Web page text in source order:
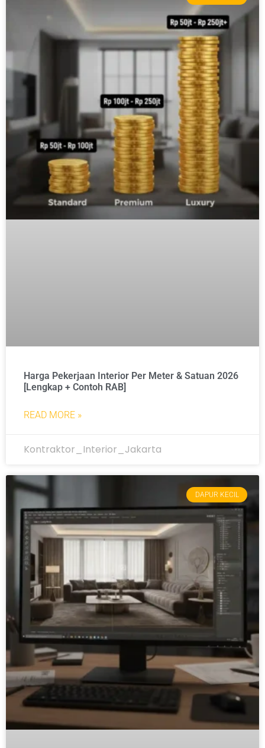
Harga Pekerjaan Interior Per Meter & Satuan 2026
[Lengkap + Contoh RAB]
READ MORE »
Kontraktor_Interior_Jakarta
DAPUR KECIL